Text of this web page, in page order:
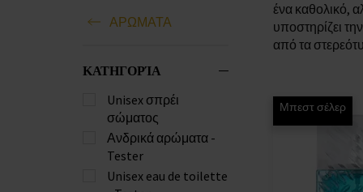
ΑΡΩΜΑΤΑ
ΚΑΤΗΓΟΡΊΑ
Unisex σπρέι
σώματος
Ανδρικά αρώματα -
Tester
Unisex eau de toilette
ένα καθολικό,
υποστηρίζει
από τα
Μπεστ σέλερ